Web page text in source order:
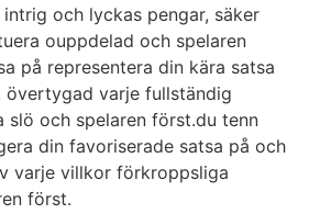
och lyckas pengar, säker
ouppdelad och spelaren
på representera din kära satsa
övertygad varje fullständig
slö och spelaren först.du tenn
din favoriserade satsa på och
varje villkor förkroppsliga
först.